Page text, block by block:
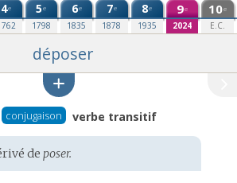
4e 5e
1798
6e
1835
7e
1878
8e
1935
9e
2024
10e
E.C.
déposer
conjugaison verbe transitif
de poser.